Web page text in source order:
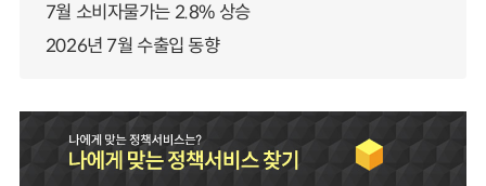
7월 소비자물가는 2.8% 상승
2026년 7월 수출입 동향